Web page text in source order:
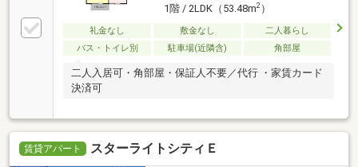
1階 / 2LDK（53.48m2）
礼金なし 敷金なし
二人暮らし
バス・トイレ別
駐車場(近隣含) 角部屋
二人入居可・角部屋・保証人不要／代行 ・家賃カード
決済可
賃貸アパート スターライトシティＥ